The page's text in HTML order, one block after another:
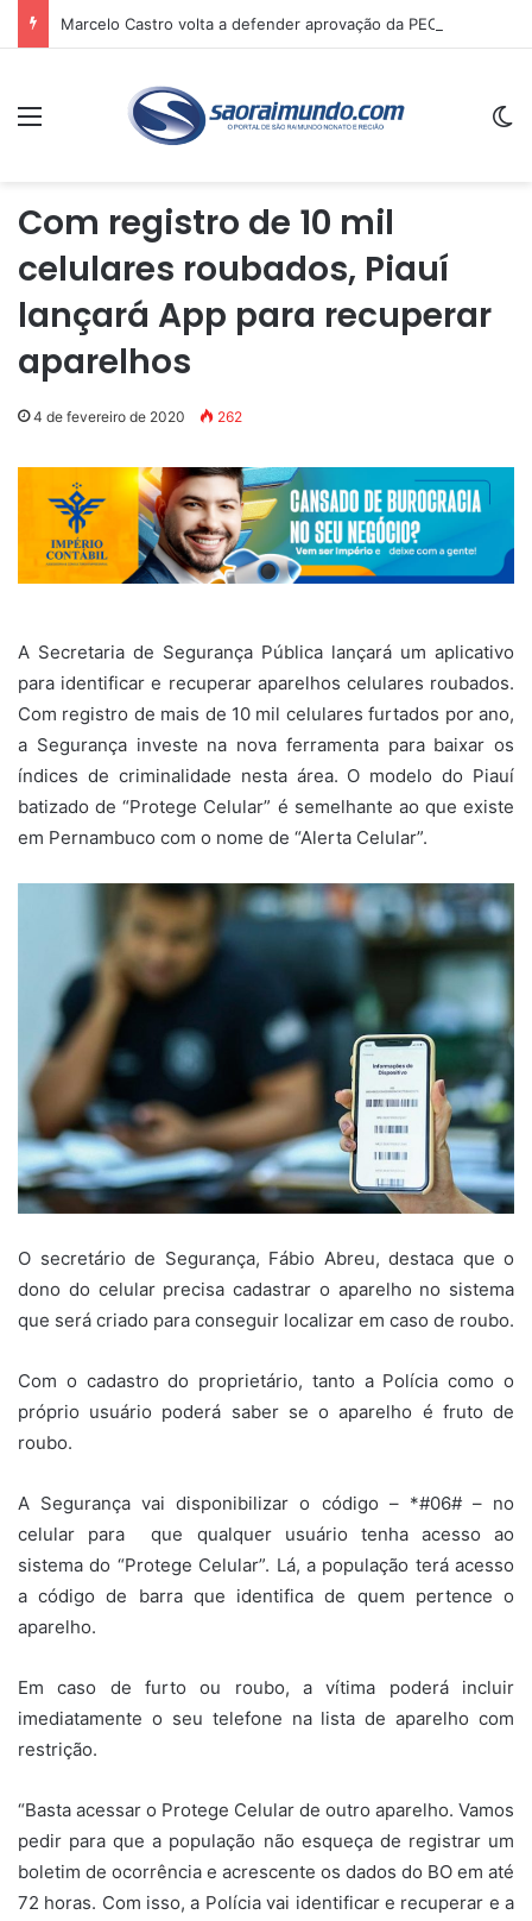
Menu
Com registro de 10 mil
celulares roubados, Piauí
lançará App para recuperar
aparelhos
4 de fevereiro de 2020 262
A Secretaria de Segurança Pública lançará um aplicativo
para identificar e recuperar aparelhos celulares roubados.
Com registro de mais de 10 mil celulares furtados por ano,
a Segurança investe na nova ferramenta para baixar os
índices de criminalidade nesta área. O modelo do Piauí
batizado de “Protege Celular” é semelhante ao que existe
em Pernambuco com o nome de “Alerta Celular”.
O secretário de Segurança, Fábio Abreu, destaca que o
dono do celular precisa cadastrar o aparelho no sistema
que será criado para conseguir localizar em caso de roubo.
Com o cadastro do proprietário, tanto a Polícia como o
próprio usuário poderá saber se o aparelho é fruto de
roubo.
A Segurança vai disponibilizar o código – *#06# – no
celular para que qualquer usuário tenha acesso ao
sistema do “Protege Celular”. Lá, a população terá acesso
a código de barra que identifica de quem pertence o
aparelho.
Em caso de furto ou roubo, a vítima poderá incluir
imediatamente o seu telefone na lista de aparelho com
restrição.
“Basta acessar o Protege Celular de outro aparelho. Vamos
pedir para que a população não esqueça de registrar um
boletim de ocorrência e acrescente os dados do BO em até
72 horas. Com isso, a Polícia vai identificar e recuperar e a